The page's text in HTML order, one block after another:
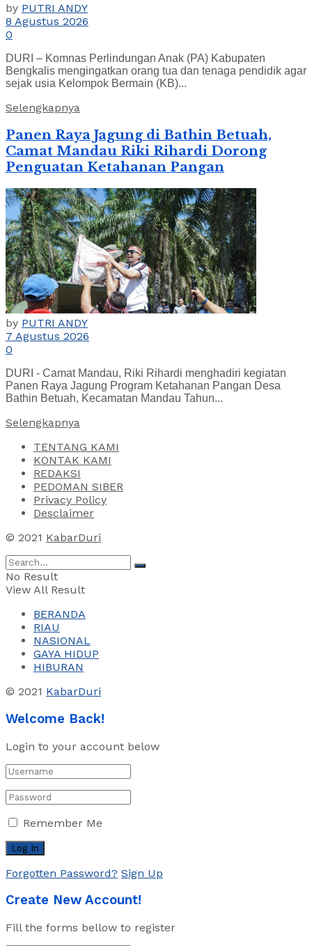
by PUTRI ANDY
8 Agustus 2026
0
DURI – Komnas Perlindungan Anak (PA) Kabupaten
Bengkalis mengingatkan orang tua dan tenaga pendidik agar
sejak usia Kelompok Bermain (KB)...
Selengkapnya
Panen Raya Jagung di Bathin Betuah,
Camat Mandau Riki Rihardi Dorong
Penguatan Ketahanan Pangan
by PUTRI ANDY
7 Agustus 2026
0
DURI - Camat Mandau, Riki Rihardi menghadiri kegiatan
Panen Raya Jagung Program Ketahanan Pangan Desa
Bathin Betuah, Kecamatan Mandau Tahun...
Selengkapnya
TENTANG KAMI
KONTAK KAMI
REDAKSI
PEDOMAN SIBER
Privacy Policy
Desclaimer
© 2021 KabarDuri
No Result
View All Result
BERANDA
RIAU
NASIONAL
GAYA HIDUP
HIBURAN
© 2021 KabarDuri
Welcome Back!
Login to your account below
Remember Me
Forgotten Password? Sign Up
Create New Account!
Fill the forms bellow to register